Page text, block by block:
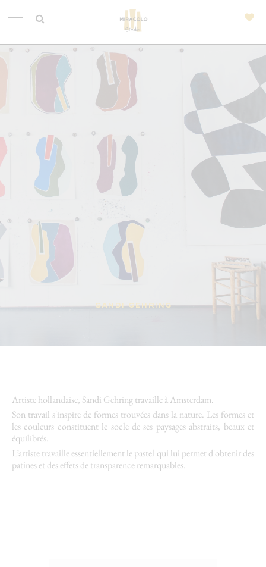
sandi gehring
Artistehollandaise, Sandi Gehring travaille à Amsterdam.
Son travail s'inspire de formes trouvées dans la nature. Les formes et
les couleurs constituent le socle de ses paysages abstraits, beaux et
équilibrés.
L’artistetravailleessentiellement le pastel qui lui permet d'obtenir des
patines et des effets de transparence remarquables.